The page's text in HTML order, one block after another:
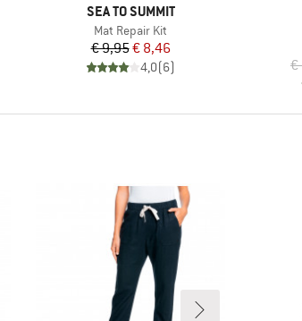
MERK
SEA TO SUMMIT
Artikel
Mat Repair Kit
Prijs
€ 9,95Verlaagde prijs
€ 8,46
4,0(6) €